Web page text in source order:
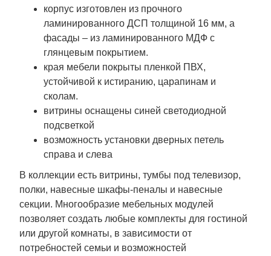
корпус изготовлен из прочного
ламинированного ДСП толщиной 16 мм, а
фасады – из ламинированного МДФ с
глянцевым покрытием.
края мебели покрыты пленкой ПВХ,
устойчивой к истиранию, царапинам и
сколам.
витрины оснащены синей светодиодной
подсветкой
возможность установки дверных петель
справа и слева
В коллекции есть витрины, тумбы под телевизор,
полки, навесные шкафы-пеналы и навесные
секции. Многообразие мебельных модулей
позволяет создать любые комплекты для гостиной
или другой комнаты, в зависимости от
потребностей семьи и возможностей